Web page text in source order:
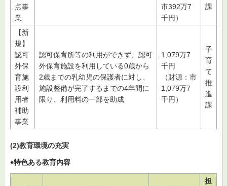
点事
業
市392万7
千円）
課
【新
規】
認可
外保
育施
設利
用者
補助
事業
認可保育所等の利用ができず、認可
外保育施設を利用している0歳から
2歳までの乳幼児の保護者に対し、
施設整備が完了するまでの4年間に
限り、利用料の一部を助成
1,079万7
千円
（財源：市
1,079万7
千円）
子
育
て
推
進
課
(2)教育環境の充実
♦特色ある教育内容
担